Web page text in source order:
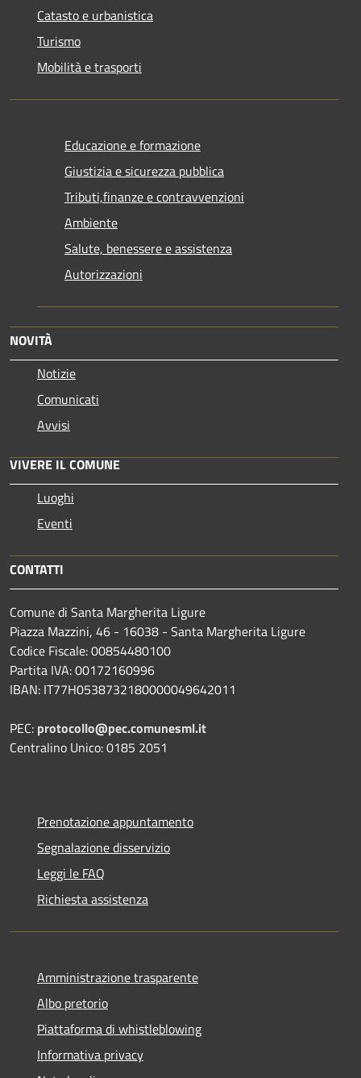
Catasto e urbanistica
Turismo
Mobilità e trasporti
Educazione e formazione
Giustizia e sicurezza pubblica
Tributi,finanze e contravvenzioni
Ambiente
Salute, benessere e assistenza
Autorizzazioni
NOVITÀ
Notizie
Comunicati
Avvisi
VIVERE IL COMUNE
Luoghi
Eventi
CONTATTI
Comune di Santa Margherita Ligure
Piazza Mazzini, 46 - 16038 - Santa Margherita Ligure
Codice Fiscale: 00854480100
Partita IVA: 00172160996
IBAN: IT77H0538732180000049642011
PEC: protocollo@pec.comunesml.it
Centralino Unico: 0185 2051
Prenotazione appuntamento
Segnalazione disservizio
Leggi le FAQ
Richiesta assistenza
Amministrazione trasparente
Albo pretorio
Piattaforma di whistleblowing
Informativa privacy